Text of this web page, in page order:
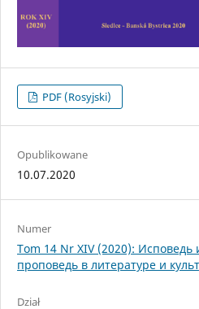
PDF (Rosyjski)
Opublikowane
10.07.2020
Numer
Tom 14 Nr XIV (2020): Исповедь
проповедь в литературе и
Dział